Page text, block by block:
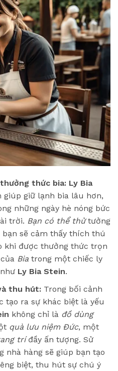
thức bia: Ly Bia
giữ lạnh bia lâu hơn,
những ngày hè nóng bức
trời. Bạn có thể thửtưởng
sẽ cảm thấy thích thú
khi được thưởng thức trọn
Biatrong một chiếc ly
Ly Bia Stein.
thu hút:Trong bối cảnh
tạo ra sự khác biệt là yếu
không chỉ là đồ dùng
quà lưu niệm Đức, một
tríđầy ấn tượng. Sử
nhà hàng sẽ giúp bạn tạo
biệt, thu hút sự chú ý